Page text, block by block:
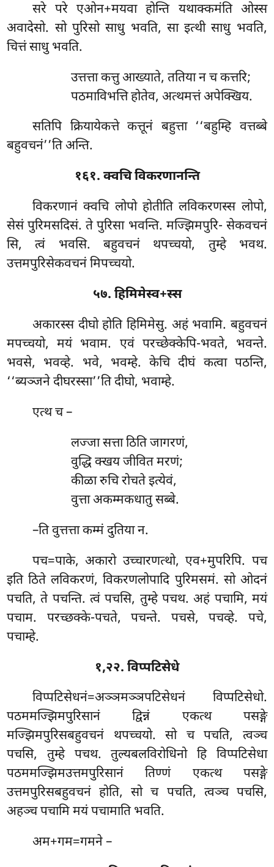
सरे परे एओन+मयवा होन्ति यथाक्कमंति ओस्स
अवादेसो. सो पुरिसो साधु भवति, सा इत्थी साधु भवति,
चित्तं साधु भवति.
उत्तत्ता कत्तु आख्याते, ततिया न च कत्तरि;
पठमाविभत्ति होतेव, अत्थमत्तं अपेक्खिय.
सतिपि क्रियायेकत्ते कत्तूनं बहुत्ता ‘‘बहुम्हि वत्तब्बे
बहुवचनं’’ति अन्ति.
१६१. क्वचि विकरणानन्ति
विकरणानं क्वचि लोपो होतीति लविकरणस्स लोपो,
सेसं पुरिमसदिसं. ते पुरिसा भवन्ति. मज्झिमपुरि- सेकवचनं
सि, त्वं भवसि. बहुवचनं थपच्चयो, तुम्हे भवथ.
उत्तमपुरिसेकवचनं मिपच्चयो.
५७. हिमिमेस्व+स्स
अकारस्स दीघो होति हिमिमेसु. अहं भवामि. बहुवचनं
मपच्चयो, मयं भवाम. एवं परच्छेक्केपि-भवते, भवन्ते.
भवसे, भवव्हे. भवे, भवम्हे. केचि दीघं कत्वा पठन्ति,
‘‘ब्यञ्जने दीघरस्सा’’ति दीघो, भवाम्हे.
एत्थ च –
लज्जा सत्ता ठिति जागरणं,
वुद्धि क्खय जीवित मरणं;
कीळा रुचि रोचते इत्येवं,
वुत्ता अकम्मकधातु सब्बे.
–ति वुत्तत्ता कम्मं दुतिया न.
पच=पाके, अकारो उच्चारणत्थो, एव+मुपरिपि. पच
इति ठिते लविकरणं, विकरणलोपादि पुरिमसमं. सो ओदनं
पचति, ते पचन्ति. त्वं पचसि, तुम्हे पचथ. अहं पचामि, मयं
पचाम. परच्छक्के-पचते, पचन्ते. पचसे, पचव्हे. पचे,
पचाम्हे.
१,२२. विप्पटिसेधे
विप्पटिसेधनं=अञ्ञमञ्ञपटिसेधनं विप्पटिसेधो.
पठममज्झिमपुरिसानं द्विन्नं एकत्थ पसङ्गे
मज्झिमपुरिसबहुवचनं थपच्चयो. सो च पचति, त्वञ्च
पचसि, तुम्हे पचथ. तुल्यबलविरोधिनो हि विप्पटिसेधा
पठममज्झिमउत्तमपुरिसानं तिण्णं एकत्थ पसङ्गे
उत्तमपुरिसबहुवचनं होति, सो च पचति, त्वञ्च पचसि,
अहञ्च पचामि मयं पचामाति भवति.
अम+गम=गमने –